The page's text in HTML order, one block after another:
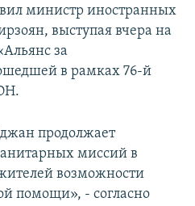
министр иностранных
выступая вчера на
за
в рамках 76-й
продолжает
миссий в
возможности
помощи», - согласно